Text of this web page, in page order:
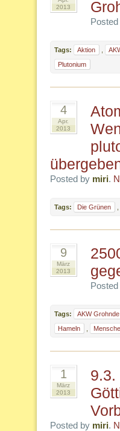
2013
Tags: Aktion
Plutonium
4
Apr.
2013
Posted by miri.
Tags: Die Grünen
9
März
2013
Tags: AKW Grohnde
Hameln
1
März
2013
9.3.
Posted by miri.